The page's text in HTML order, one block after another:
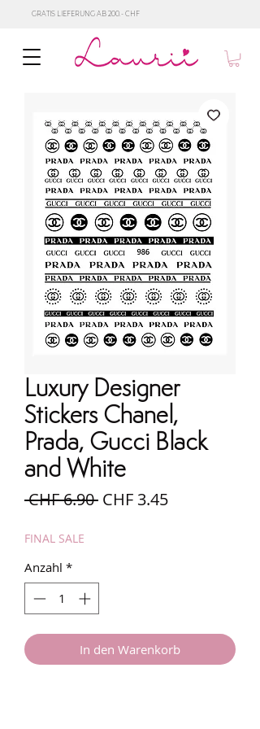
GRATIS LIEFERUNG AB 200.- CHF
Luxury Designer
Stickers Chanel,
Prada, Gucci Black
and White
CHF 6.90 Standardpreis
CHF 3.45Sale-
FINAL SALE
Anzahl *
In den Warenkorb